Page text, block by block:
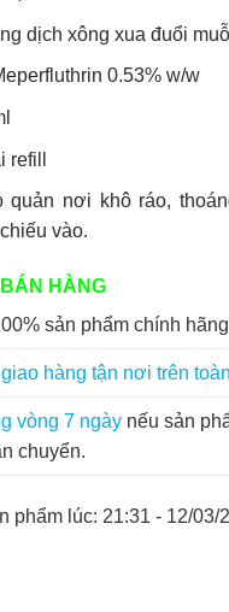
dịch xông xua đuổi
0.53% w/w
quản nơi khô ráo,
vào.
HÀNG
sản phẩm chính hãng
giao hàng tận nơi trên
vòng 7 ngày nếu sản
chuyển.
phẩm lúc: 21:31 - 12/03/